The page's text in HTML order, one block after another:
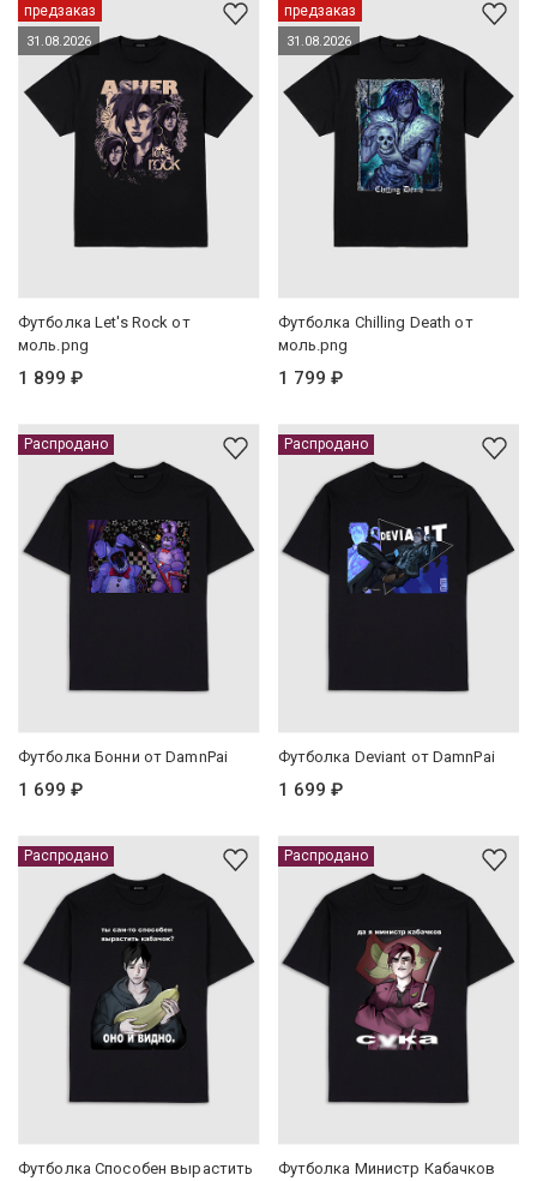
предзаказ
31.08.2026
Футболка Let's Rock от
моль.png
1 899 ₽
предзаказ
31.08.2026
Футболка Chilling Death от
моль.png
1 799 ₽
Распродано
Футболка Бонни от DamnPai
1 699 ₽
Распродано
Футболка Deviant от DamnPai
1 699 ₽
Распродано
Футболка Способен вырастить
Распродано
Футболка Министр Кабачков